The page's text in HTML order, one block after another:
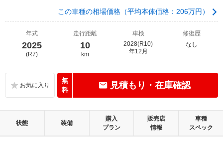
この車種の相場価格（平均本体価格：206万円）
年式
2025
(R7)
走行距離
10
km
車検
2028(R10)
年12月
修復歴
なし
無
料
見積もり・在庫確認
状態 装備
購入
プラン
販売店
情報
車種
スペック